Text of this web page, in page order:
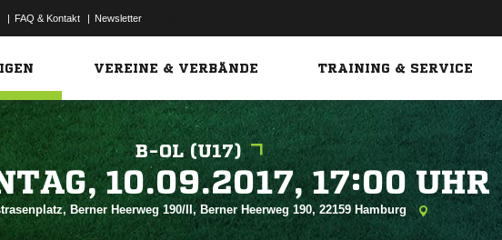
| FAQ & Kontakt | Newsletter
VEREINE & VERBÄNDE TRAINING & SERVICE
B-OL (U17)
  
Berner Heerweg 190/II, Berner Heerweg 190, 22159 Hamburg